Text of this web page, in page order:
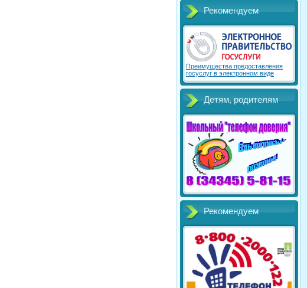
Рекомендуем
Преимущества предоставления
госуслуг в электронном виде
Детям, родителям
Рекомендуем